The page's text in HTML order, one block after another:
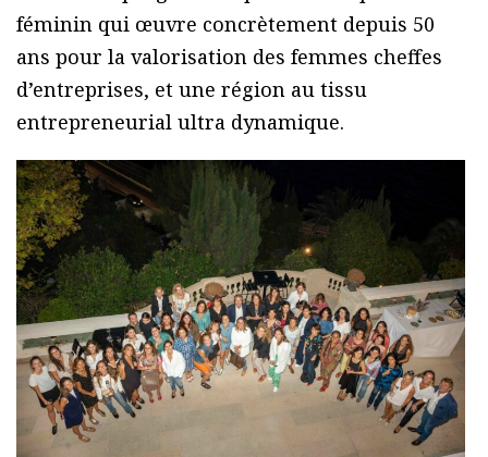
féminin qui œuvre concrètement depuis 50
ans pour la valorisation des femmes cheffes
d’entreprises, et une région au tissu
entrepreneurial ultra dynamique.